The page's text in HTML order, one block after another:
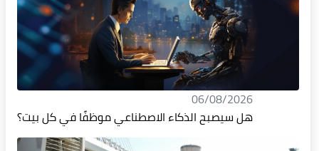
06/08/2026
هل سيصبح الذكاء الاصطناعي موظفًا في كل بيت؟